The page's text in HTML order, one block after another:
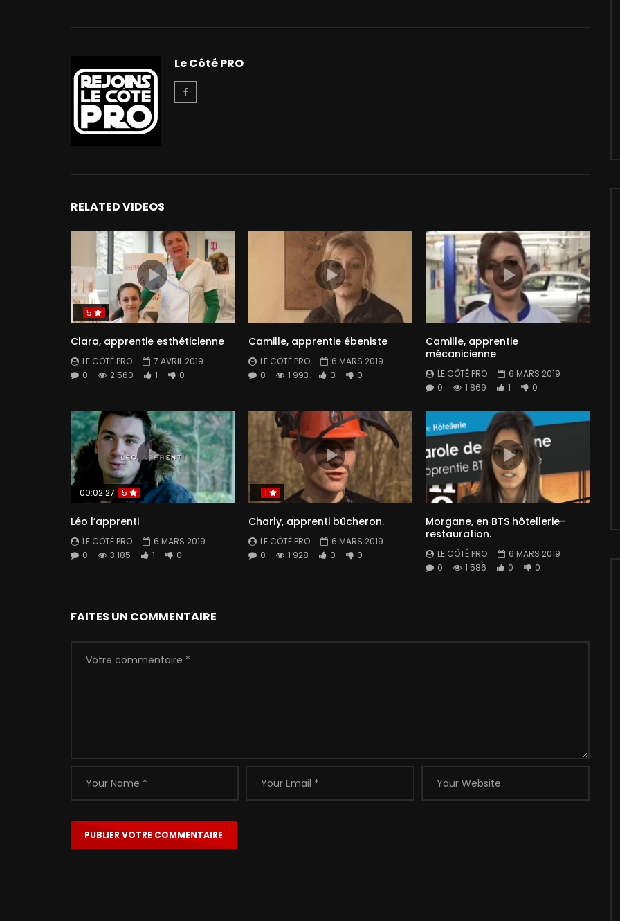
Le Côté PRO
RELATED VIDEOS
5
Clara, apprentie esthéticienne
LE CÔTÉ PRO
7 AVRIL 2019
0
2 560 1 0
Camille, apprentie ébeniste
LE CÔTÉ PRO
6 MARS 2019
0
1 993 0 0
Camille, apprentie
mécanicienne
LE CÔTÉ PRO
6 MARS 2019
0
1 869 1 0
00:02:27 5
Léo l’apprenti
LE CÔTÉ PRO
6 MARS 2019
0
3 185 1 0
1
Charly, apprenti bûcheron.
LE CÔTÉ PRO
6 MARS 2019
0
1 928 0 0
Morgane, en BTS hôtellerie-
restauration.
LE CÔTÉ PRO
6 MARS 2019
0
1 586 0 0
FAITES UN COMMENTAIRE